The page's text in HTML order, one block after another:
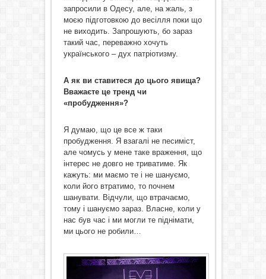
запросили в Одесу, але, на жаль, з
моєю підготовкою до весілля поки що
не виходить. Запрошують, бо зараз
такий час, переважно хочуть
українського – дух патріотизму.
А як ви ставитеся до цього явища?
Вважаєте це тренд чи
«пробудження»?
Я думаю, що це все ж таки
пробудження. Я взагалі не песиміст,
але чомусь у мене таке враження, що
інтерес не довго не триватиме. Як
кажуть: ми маємо те і не шануємо,
коли його втратимо, то почнем
шанувати. Відчули, що втрачаємо,
тому і шануємо зараз. Власне, коли у
нас був час і ми могли те піднімати,
ми цього не робили…